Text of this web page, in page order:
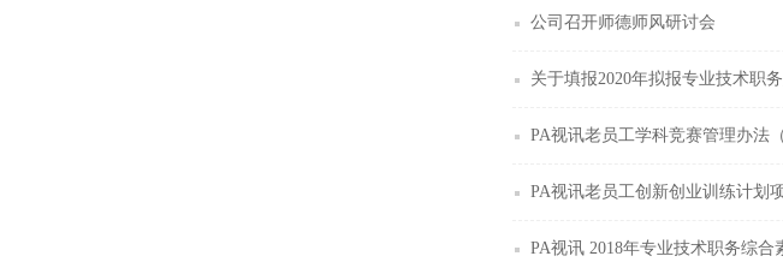
公司召开师德师风研讨会
关于填报2020年拟报专业技术职
PA视讯老员工学科竞赛管理办法
PA视讯老员工创新创业训练计划
PA视讯 2018年专业技术职务综合